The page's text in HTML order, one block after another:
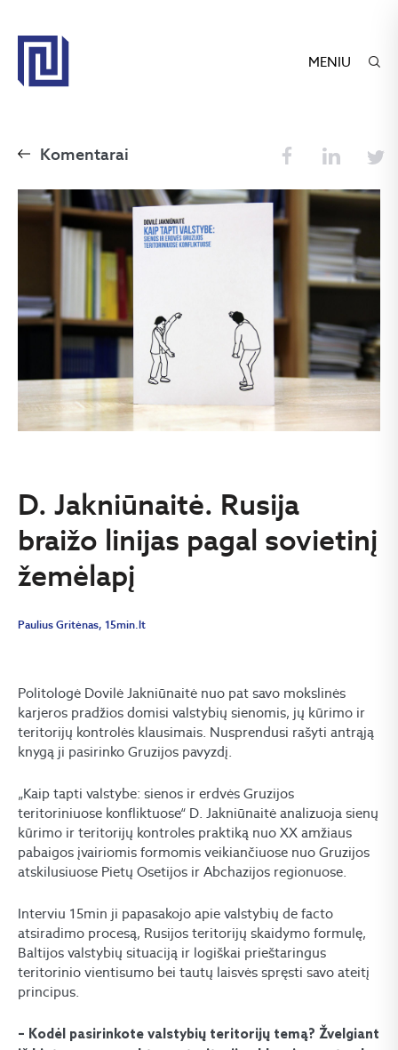
MENIU
Komentarai
D. Jakniūnaitė. Rusija
braižo linijas pagal sovietinį
žemėlapį
Paulius Gritėnas, 15min.lt
Politologė Dovilė Jakniūnaitė nuo pat savo mokslinės
karjeros pradžios domisi valstybių sienomis, jų kūrimo ir
teritorijų kontrolės klausimais. Nusprendusi rašyti antrąją
knygą ji pasirinko Gruzijos pavyzdį.
„Kaip tapti valstybe: sienos ir erdvės Gruzijos
teritoriniuose konfliktuose“ D. Jakniūnaitė analizuoja sienų
kūrimo ir teritorijų kontroles praktiką nuo XX amžiaus
pabaigos įvairiomis formomis veikiančiuose nuo Gruzijos
atskilusiuose Pietų Osetijos ir Abchazijos regionuose.
Interviu 15min ji papasakojo apie valstybių de facto
atsiradimo procesą, Rusijos teritorijų skaidymo formulę,
Baltijos valstybių situaciją ir logiškai prieštaringus
teritorinio vientisumo bei tautų laisvės spręsti savo ateitį
principus.
– Kodėl pasirinkote valstybių teritorijų temą? Žvelgiant